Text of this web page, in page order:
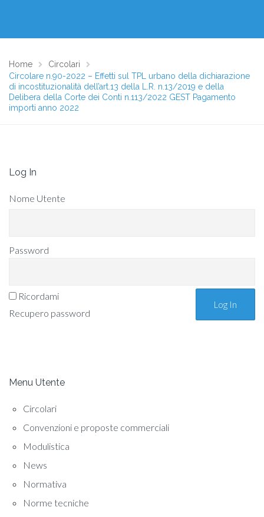
Home
Circolari
Circolare n.90-2022 – Effetti sul TPL urbano della dichiarazione
di incostituzionalità dell’art.13 della L.R. n.13/2019 e della
Delibera della Corte dei Conti n.113/2022 GEST Pagamento
importi anno 2022
Log In
Nome Utente
Password
Ricordami
Recupero password
Menu Utente
Circolari
Convenzioni e proposte commerciali
Modulistica
News
Normativa
Norme tecniche